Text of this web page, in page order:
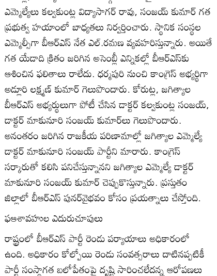
ఎమ్మెల్యేలు కల్వకుంట్ల విద్యాసాగర్‌ రావు, సంజయ్‌ కుమార్‌ గత
ప్రభుత్వ హయాంలో బాధ్యతలు నిర్వర్తించారు. స్థానిక సంస్థల
ఎమ్మెల్సీగా బీఆర్‌ఎస్‌ నేత ఎల్‌.రమణ వ్యవహరిస్తున్నారు. అయితే
గత యేడాది క్రితం జరిగిన అసెంబ్లీ ఎన్నికల్లో బీఆర్‌ఎస్‌కు
ఆశించిన ఫలితాలు రాలేదు. ధర్మపురి నుంచి కాంగ్రెస్‌ అభ్యర్థిగా
అడ్లూరి లక్ష్మణ్‌ కుమార్‌ గెలుపొందారు. కోరుట్ల, జగిత్యాల
బీఆర్‌ఎస్‌ అభ్యర్థులుగా పోటీ చేసిన డాక్టర్‌ కల్వకుంట్ల సంజయ్‌,
డాక్టర్‌ మాకునూరి సంజయ్‌ కుమార్‌లు గెలుపొందారు.
అనంతరం జరిగిన రాజకీయ పరిణామాల్లో జగిత్యాల ఎమ్మెల్యే
డాక్టర్‌ మాకునూరి సంజయ్‌ పార్టీని మారారు. కాంగ్రెస్‌
సర్కారుతో కలిసి పనిచేస్తున్నానని జగిత్యాల ఎమ్మెల్యే డాక్టర్‌
మాకునూరి సంజయ్‌ కుమార్‌ చెప్పుకొస్తున్నారు. ప్రస్తుతం
జిల్లాలో బీఆర్‌ఎస్‌ పునర్‌వైభవం కోసం ప్రయత్నాలు చేస్తోంది.
ఫఆశావహుల ఎదురుచూపులు
రాష్ట్రంలో బీఆర్‌ఎస్‌ పార్టీ రెండు పర్యాయాలు అధికారంలో
ఉంది. అధికారం కోల్పోయి రెండు సంవత్సరాలు దాటినప్పటికీ
పార్టీ సంస్థాగత బలోపేతంపై దృష్టి సారించలేదన్న ఆరోపణలు